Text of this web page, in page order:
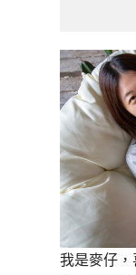
我是麥仔